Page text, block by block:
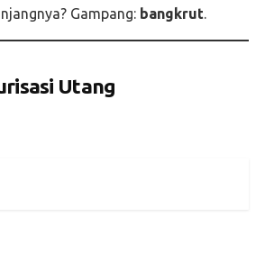
Gampang: bangkrut
Utang